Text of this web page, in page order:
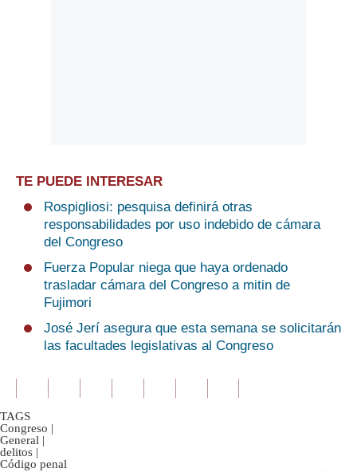
TE PUEDE INTERESAR
Rospigliosi: pesquisa definirá otras
responsabilidades por uso indebido de cámara
del Congreso
Fuerza Popular niega que haya ordenado
trasladar cámara del Congreso a mitin de
Fujimori
José Jerí asegura que esta semana se solicitarán
las facultades legislativas al Congreso
TAGS
Congreso |
General |
delitos |
Código penal